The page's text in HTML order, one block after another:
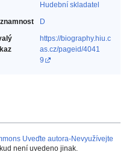
Hudební skladatel‎
D
https://biography.hiu.c
as.cz/pageid/4041
9
Uveďte autora-Nevyužívejte
není uvedeno jinak.